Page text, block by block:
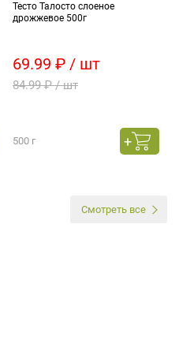
Тесто Талосто слоеное
дрожжевое 500г
69.99 ₽ / шт
84.99 ₽ / шт
500 г
Смотреть все